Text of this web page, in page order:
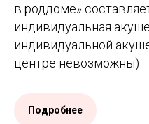
в роддоме»
индивидуальная
индивидуальной
центре невозможны)
Подробнее